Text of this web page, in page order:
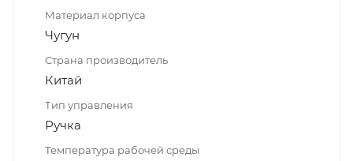
Материал корпуса
Чугун
Страна производитель
Китай
Тип управления
Ручка
Температура рабочей среды